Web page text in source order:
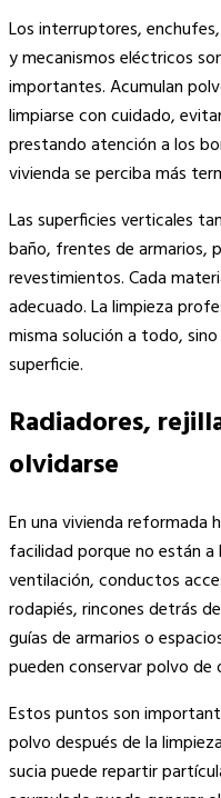
Los interruptores,
y mecanismos eléctricos
importantes. Acumulan
limpiarse con cuidado,
prestando atención a los
vivienda se perciba más
Las superficies verticales
baño, frentes de armarios,
revestimientos. Cada
adecuado. La limpieza
misma solución a todo,
superficie.
Radiadores,
olvidarse
En una vivienda reformada
facilidad porque no están a
ventilación, conductos
rodapiés, rincones detrás
guías de armarios o
pueden conservar polvo de
Estos puntos son
polvo después de la
sucia puede repartir